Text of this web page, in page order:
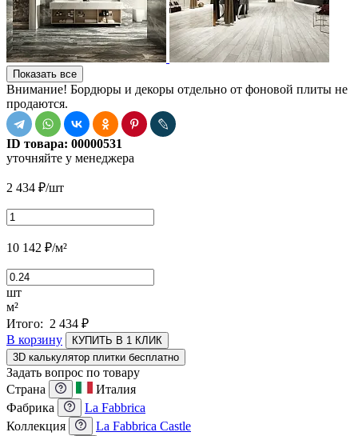
Показать все
Внимание! Бордюры и декоры отдельно от фоновой плиты не
продаются.
ID товара: 00000531
уточняйте у менеджера
2 434 ₽/шт
10 142 ₽/м²
шт
м²
Итого: 2 434 ₽
В корзину
КУПИТЬ В 1 КЛИК
3D калькулятор плитки бесплатно
Задать вопрос по товару
Страна
Италия
Фабрика
La Fabbrica
Коллекция
La Fabbrica Castle